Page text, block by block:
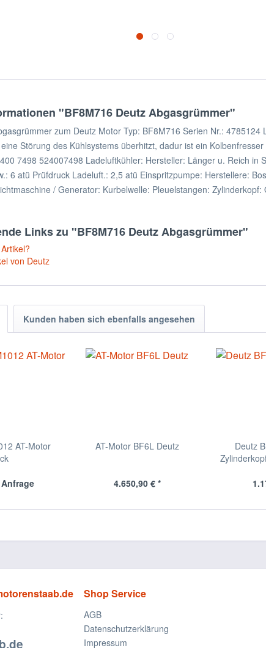
"BF8M716 Deutz Abgasgrümmer"
zum Deutz Motor Typ: BF8M716 Serien Nr.:
Störung des Kühlsystems überhitzt, dadur ist ein
7498 524007498 Ladeluftkühler: Hersteller: Länger u. Reich
6 atü Prüfdruck Ladeluft.: 2,5 atü Einspritzpumpe: Herstellere:
/ Generator: Kurbelwelle: Pleuelstangen:
Links zu "BF8M716 Deutz Abgasgrümmer"
von Deutz
Kunden haben sich ebenfalls angesehen
AT-Motor
AT-Motor BF6L Deutz
4.650,90 € *
Deutz
Shop Service
AGB
Datenschutzerklärung
Impressum